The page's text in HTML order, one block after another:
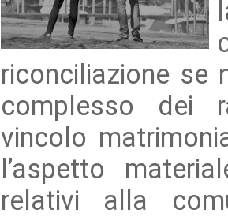
riconciliazione
complesso dei
vincolo
l’aspetto
relativi alla